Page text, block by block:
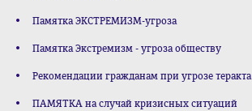
Памятка ЭКСТРЕМИЗМ-угроза
Памятка Экстремизм - угроза обществу
Рекомендации гражданам при угрозе теракта
ПАМЯТКА на случай кризисных ситуаций